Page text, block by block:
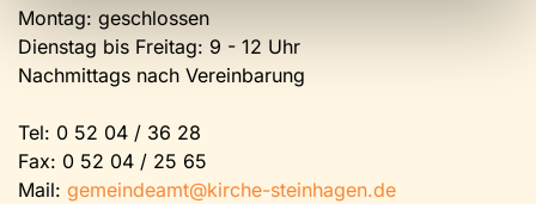
Montag: geschlossen
Dienstag bis Freitag: 9 - 12 Uhr
Nachmittags nach Vereinbarung
Tel: 0 52 04 / 36 28
Fax: 0 52 04 / 25 65
Mail: gemeindeamt@kirche-steinhagen.de